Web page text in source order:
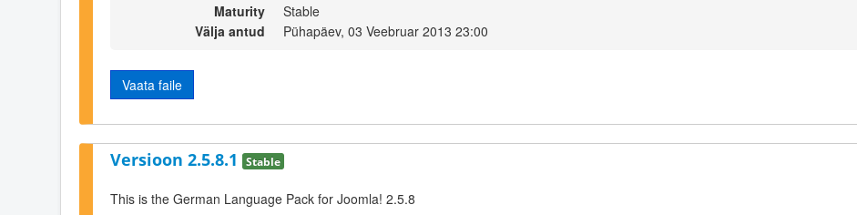
Maturity
Stable
Välja antud
Pühapäev, 03 Veebruar 2013 23:00
Vaata faile
Versioon 2.5.8.1 Stable
This is the German Language Pack for Joomla! 2.5.8